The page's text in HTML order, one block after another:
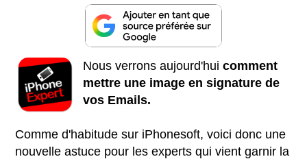
Nous verrons aujourd'huicomment
mettre une image en signature de
vos Emails.
Comme d'habitude sur iPhonesoft, voici donc une
nouvelle astuce pour les experts qui vient garnir la